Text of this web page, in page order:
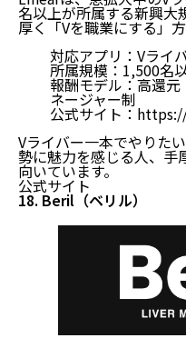
名以上が所属する新興大
厚く「Vを職業にする」
対応アプリ：Vライ
所属規模：1,500名
報酬モデル：高還
ネージャー制
公式サイト：
Vライバー一本でやりた
勢に魅力を感じる人、手
向いています。
公式サイト
18. Beril（ベリル）